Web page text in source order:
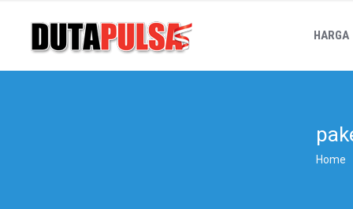
HARGA
Home